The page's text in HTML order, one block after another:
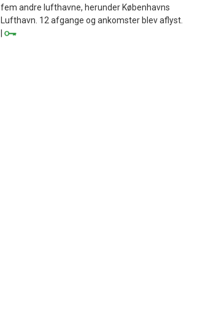
fem andre lufthavne, herunder Københavns
Lufthavn. 12 afgange og ankomster blev aflyst.